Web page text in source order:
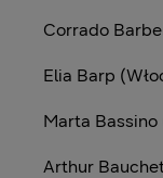
Corrado
Elia Barp
Marta
Arthur